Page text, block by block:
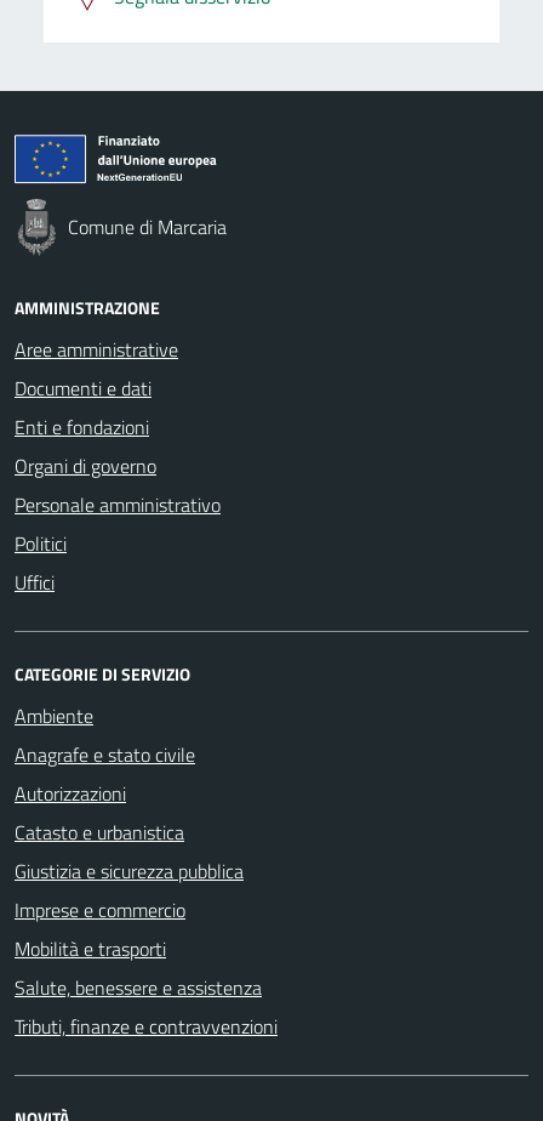
Comune di Marcaria
AMMINISTRAZIONE
Aree amministrative
Documenti e dati
Enti e fondazioni
Organi di governo
Personale amministrativo
Politici
Uffici
CATEGORIE DI SERVIZIO
Ambiente
Anagrafe e stato civile
Autorizzazioni
Catasto e urbanistica
Giustizia e sicurezza pubblica
Imprese e commercio
Mobilità e trasporti
Salute, benessere e assistenza
Tributi, finanze e contravvenzioni